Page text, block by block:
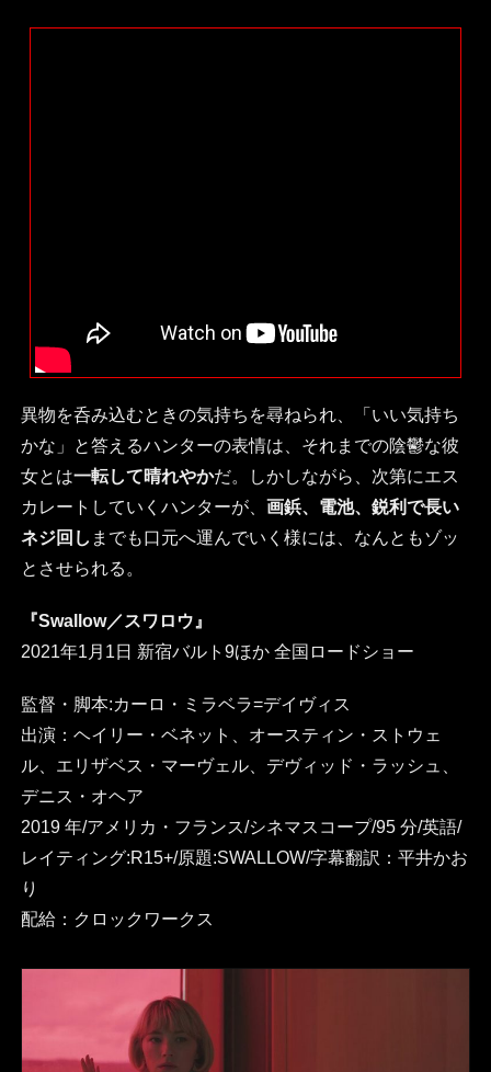
異物を呑み込むときの気持ちを尋ねられ、「いい気持ち
かな」と答えるハンターの表情は、それまでの陰鬱な彼
女とは一転して晴れやかだ。しかしながら、次第にエス
カレートしていくハンターが、 画鋲、電池、鋭利で長い
ネジ回し までも口元へ運んでいく様には、なんともゾッ
とさせられる。
『Swallow／スワロウ』
2021年1月1日 新宿バルト9ほか 全国ロードショー
監督・脚本:カーロ・ミラベラ=デイヴィス
出演：ヘイリー・ベネット、オースティン・ストウェ
ル、エリザベス・マーヴェル、デヴィッド・ラッシュ、
デニス・オヘア
2019 年/アメリカ・フランス/シネマスコープ/95 分/英語/
レイティング:R15+/原題:SWALLOW/字幕翻訳：平井かお
り
配給：クロックワークス